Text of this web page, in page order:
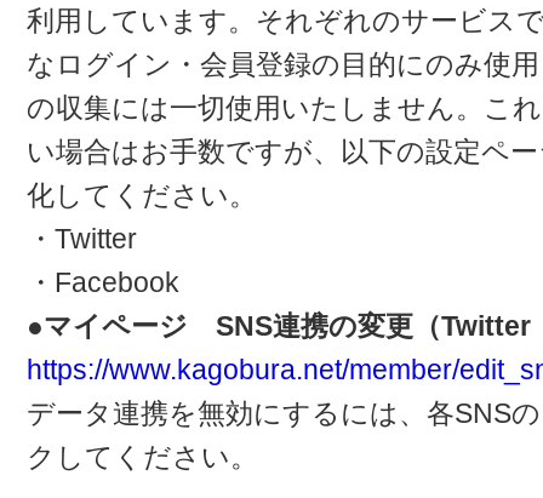
利用しています。それぞれのサービス
なログイン・会員登録の目的にのみ使
の収集には一切使用いたしません。こ
い場合はお手数ですが、以下の設定ペ
化してください。
・Twitter
・Facebook
●マイページ SNS連携の変更（Twitter
https://www.kagobura.net/member/
データ連携を無効にするには、各SNS
クしてください。